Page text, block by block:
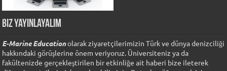
Biz Yayınlayalım
E-Marine Educationolarak ziyaretçilerimizin Türk ve dünya denizciliği
hakkındaki görüşlerine önem veriyoruz. Üniversiteniz ya da
fakültenizde gerçekleştirilen bir etkinliğe ait haberi bize ileterek